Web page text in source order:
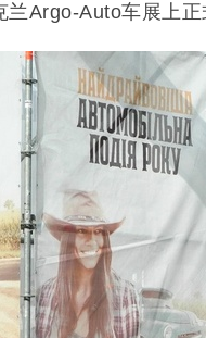
Argo-Auto车展上正